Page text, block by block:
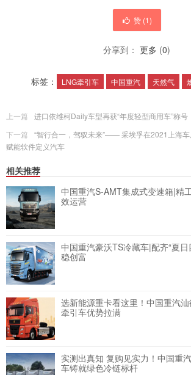
赞 (1)
分享到： 更多 (0)
标签： LNG牵引车 中国重汽 天然气
上一篇
进口依维柯Daily车型再获“年度轻型商用车”称号
下一篇
“智行合一，驾驭未来”—— 采埃孚在2021上海车
赋能软件定义汽车
相关推荐
中国重汽S-AMT集成式变速箱|精
效运营
中国重汽豪沃TS冷藏车|配齐“夏
稳创富
选新能源重卡看这里！中国重汽
牵引车优势拉满
实测出真知 复购见实力！中国重
车铸就绿色冷链标杆